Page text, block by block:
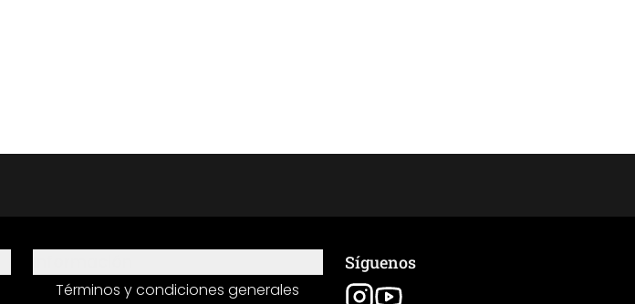
Términos y condiciones generales
Síguenos